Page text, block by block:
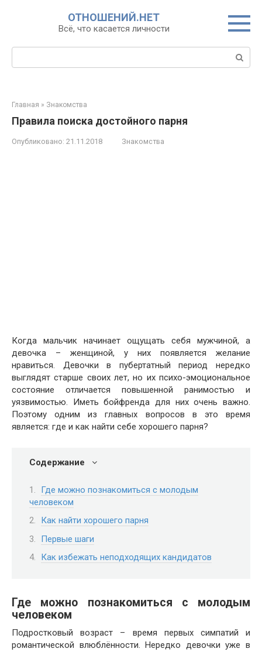
ОТНОШЕНИЙ.НЕТ
Всё, что касается личности
Поиск:
Главная » Знакомства
Правила поиска достойного парня
Опубликовано: 21.11.2018 Знакомства
Когда мальчик начинает ощущать себя мужчиной, а
девочка – женщиной, у них появляется желание
нравиться. Девочки в пубертатный период нередко
выглядят старше своих лет, но их психо-эмоциональное
состояние отличается повышенной ранимостью и
уязвимостью. Иметь бойфренда для них очень важно.
Поэтому одним из главных вопросов в это время
является: где и как найти себе хорошего парня?
Содержание
Где можно познакомиться с молодым
человеком
Как найти хорошего парня
Первые шаги
Как избежать неподходящих кандидатов
Где можно познакомиться с молодым
человеком
Подростковый возраст – время первых симпатий и
романтической влюблённости. Нередко девочки уже в